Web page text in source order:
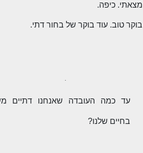
מצאתי. כיפה.
בוקר טוב. עוד בוקר של בחור דתי.
·
עד כמה העובדה שאנחנו דתיים
בחיים שלנו?